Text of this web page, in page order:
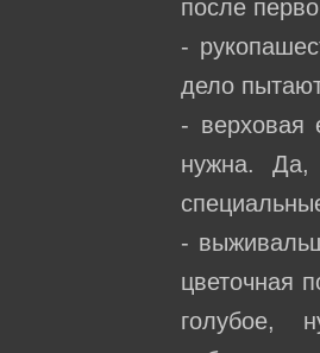
после
-
дело
-
нужна. Да,
-
цветочная
голубое,